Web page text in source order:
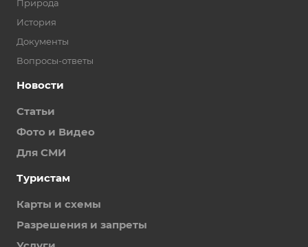
Природа
История
Документы
Вопросы-ответы
Новости
Статьи
Фото и Видео
Для СМИ
Туристам
Карты и схемы
Разрешения и запреты